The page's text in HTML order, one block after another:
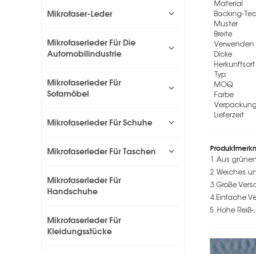
Material
Backing-
Muster
Breite
Verwenden
Dicke
Herkunftsort
Typ
MOQ
Farbe
Verpackung
Lieferzeit
1. Aus
2. Weiches
3.Große
4.Einfache
5. Hohe
Mikrofaser-Leder
Mikrofaserleder Für Die
Automobilindustrie
Mikrofaserleder Für
Sofamöbel
Mikrofaserleder Für Schuhe
Mikrofaserleder Für Taschen
Mikrofaserleder Für
Handschuhe
Mikrofaserleder Für
Kleidungsstücke